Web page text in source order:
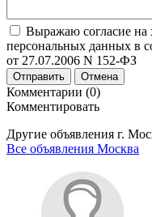
Выражаю согласие на
персональных данных в
от 27.07.2006 N 152-ФЗ
Отправить Отмена
Комментарии (0)
Комментировать
Другие объявления г.
Все объявления Москва